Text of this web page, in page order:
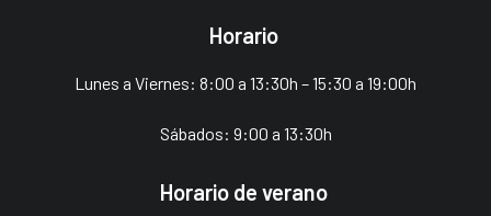
Horario
Lunes a Viernes: 8:00 a 13:30h – 15:30 a 19:00h
Sábados: 9:00 a 13:30h
Horario de verano